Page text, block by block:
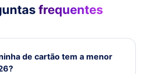
frequentes
de cartão tem a menor